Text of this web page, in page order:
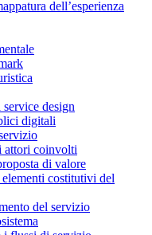
dell’esperienza
design
digitali
attori coinvolti
di valore
costitutivi del
del servizio